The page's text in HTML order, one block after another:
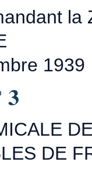
la
1939
3
DE